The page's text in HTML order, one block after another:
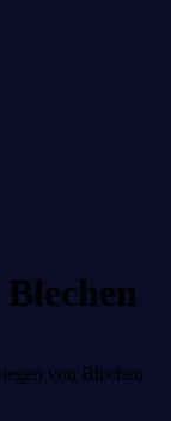
von Blechen